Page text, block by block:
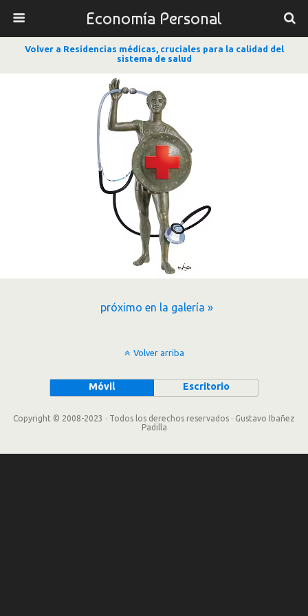
Economía Personal
Volver a Residencias médicas, cruciales para la calidad del
sistema de salud
próximo en la galería »
Volver arriba
Móvil Escritorio
Copyright © 2008-2023 · Todos los derechos reservados · Gustavo Ibañez
Padilla